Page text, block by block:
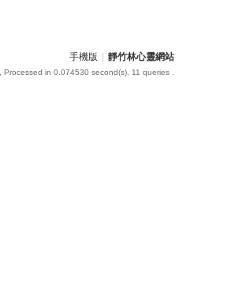
手機版 靜竹林心靈網站
, Processed in 0.074530 second(s), 11 queries .